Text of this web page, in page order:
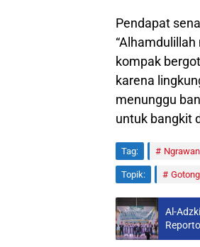
Pendapat
kompak
karena
menunggu
untuk bangkit
Tag:
Topik:
Al-